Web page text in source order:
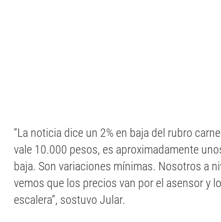
“La noticia dice un 2% en baja del rubro
vale 10.000 pesos, es aproximadamente
baja. Son variaciones mínimas. Nosotros a
vemos que los precios van por el asensor y
escalera”, sostuvo Jular.